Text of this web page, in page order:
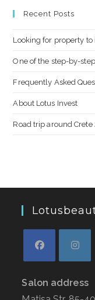
Recent Posts
Looking for property to
One of the step-by-
Frequently Asked
About Lotus Invest
Road trip around Crete
Salon address